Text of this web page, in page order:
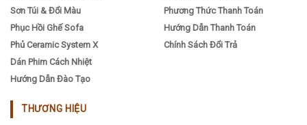
Sơn Túi & Đổi Màu
Phục Hồi Ghế Sofa
Phủ Ceramic System X
Dán Phim Cách Nhiệt
Hướng Dẫn Đào Tạo
Phương Thức Thanh Toán
Hướng Dẫn Thanh Toán
Chính Sách Đổi Trả
THƯƠNG HIỆU